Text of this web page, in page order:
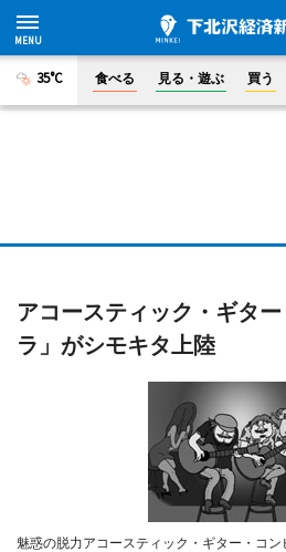
35°C 食べる 見る・遊ぶ 買う
アコースティック・ギタ
ラ」がシモキタ上陸
魅惑の脱力アコースティック・ギター・コ